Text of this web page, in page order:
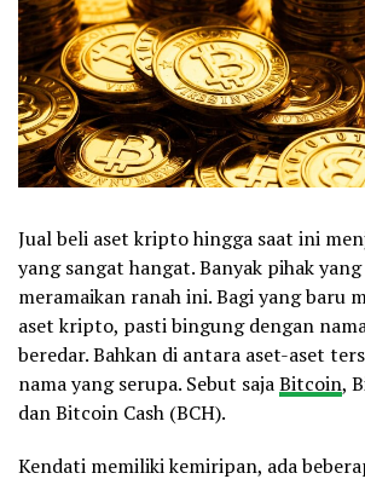
Jual beli aset kripto hingga saat ini
yang sangat hangat. Banyak pihak
meramaikan ranah ini. Bagi yang baru
aset kripto, pasti bingung dengan
beredar. Bahkan di antara aset-aset
nama yang serupa. Sebut sajaBitcoin,
dan Bitcoin Cash (BCH).
Kendati memiliki kemiripan, ada